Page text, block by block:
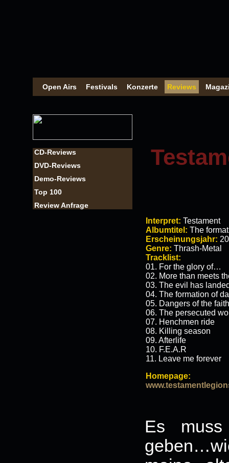
Open Airs Festivals Konzerte Reviews
CD-Reviews
DVD-Reviews
Demo-Reviews
Top 100
Review Anfrage
Interpret: Testament
Albumtitel: The
Erscheinungsjahr:
Genre: Thrash-Metal
Tracklist:
01. For the glory of…
02. More than meets
03. The evil has
04. The formation of
05. Dangers of the
06. The persecuted
07. Henchmen ride
08. Killing season
09. Afterlife
10. F.E.A.R
11. Leave me forever
Homepage:
Es